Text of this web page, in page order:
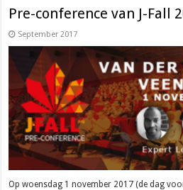
Pre-conference van J-Fall
September 2017
Op woensdag 1 november 2017 (de dag